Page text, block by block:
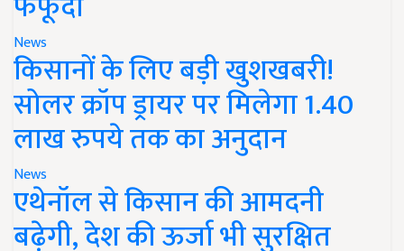
News
किसानों के लिए बड़ी खुशखबरी!
सोलर क्रॉप ड्रायर पर मिलेगा 1.40
लाख रुपये तक का अनुदान
News
एथेनॉल से किसान की आमदनी
बढ़ेगी, देश की ऊर्जा भी सुरक्षित